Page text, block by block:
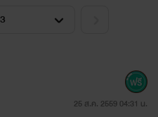
รักชาย ใครรับไม่ได้กรุณา
ดจากจินตนาการของนักเขียน
25 ส.ค. 2559 04:31 น.